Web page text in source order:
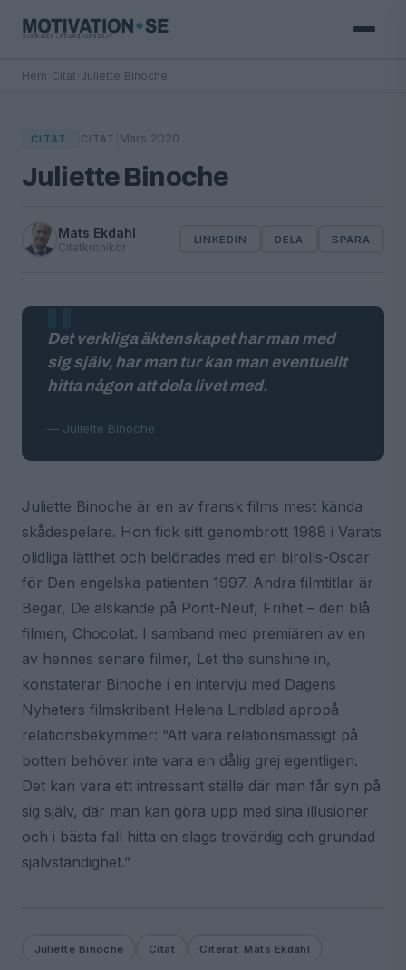
Hem Citat Juliette Binoche
CITAT CITAT Mars 2020
Juliette Binoche
Mats Ekdahl
Citatkrönikör
LINKEDIN DELA SPARA
Det verkliga äktenskapet har man med
sig själv, har man tur kan man eventuellt
hitta någon att dela livet med.
— Juliette Binoche
Juliette Binoche är en av fransk films mest kända
skådespelare. Hon fick sitt genombrott 1988 i Varats
olidliga lätthet och belönades med en birolls-Oscar
för Den engelska patienten 1997. Andra filmtitlar är
Begär, De älskande på Pont-Neuf, Frihet – den blå
filmen, Chocolat. I samband med premiären av en
av hennes senare filmer, Let the sunshine in,
konstaterar Binoche i en intervju med Dagens
Nyheters filmskribent Helena Lindblad apropå
relationsbekymmer: ”Att vara relationsmässigt på
botten behöver inte vara en dålig grej egentligen.
Det kan vara ett intressant ställe där man får syn på
sig själv, där man kan göra upp med sina illusioner
och i bästa fall hitta en slags trovärdig och grundad
självständighet.”
Juliette Binoche Citat Citerat: Mats Ekdahl